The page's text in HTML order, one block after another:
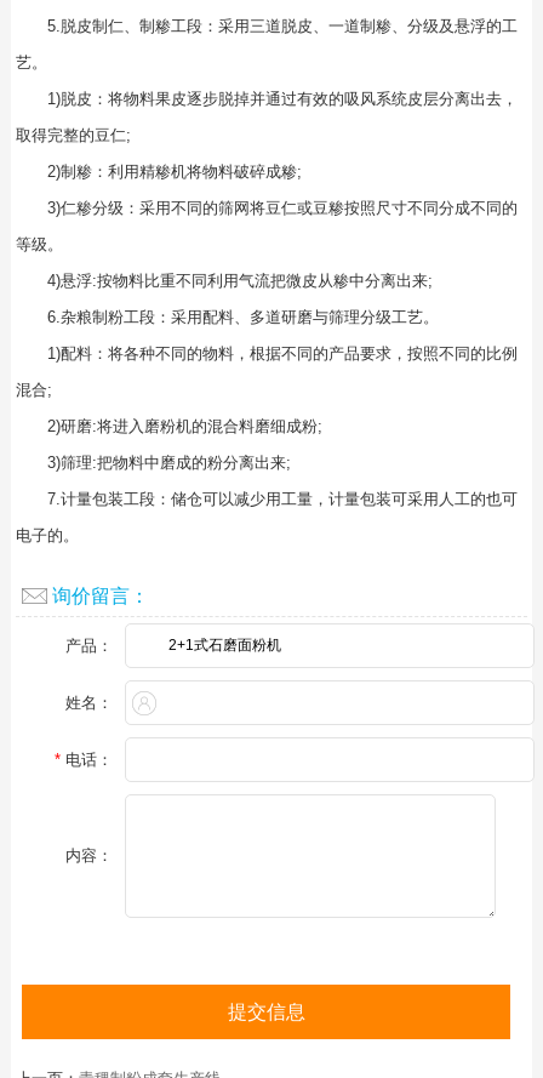
5.脱皮制仁、制糁工段：采用三道脱皮、一道制糁、分级及悬浮的工
艺。
1)脱皮：将物料果皮逐步脱掉并通过有效的吸风系统皮层分离出去，
取得完整的豆仁;
2)制糁：利用精糁机将物料破碎成糁;
3)仁糁分级：采用不同的筛网将豆仁或豆糁按照尺寸不同分成不同的
等级。
4)悬浮:按物料比重不同利用气流把微皮从糁中分离出来;
6.杂粮制粉工段：采用配料、多道研磨与筛理分级工艺。
1)配料：将各种不同的物料，根据不同的产品要求，按照不同的比例
混合;
2)研磨:将进入磨粉机的混合料磨细成粉;
3)筛理:把物料中磨成的粉分离出来;
7.计量包装工段：储仓可以减少用工量，计量包装可采用人工的也可
电子的。
询价留言：
产品：
姓名：
* 电话：
内容：